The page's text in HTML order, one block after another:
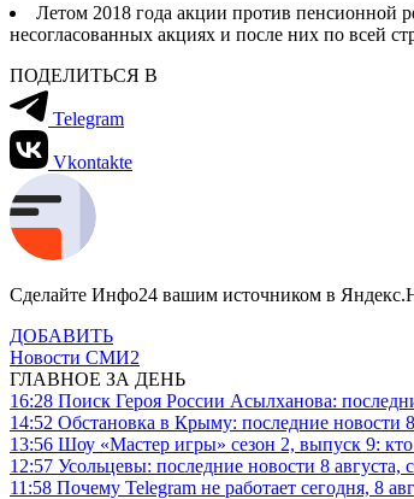
Летом 2018 года акции против пенсионной
несогласованных акциях и после них по всей
ПОДЕЛИТЬСЯ В
Telegram
Vkontakte
Сделайте Инфо24 вашим источником в
ДОБАВИТЬ
Новости СМИ2
ГЛАВНОЕ ЗА ДЕНЬ
16:28 Поиск Героя России Асылханова:
14:52 Обстановка в Крыму: последние новости
13:56 Шоу «Мастер игры» сезон 2, выпуск 9:
12:57 Усольцевы: последние новости 8
11:58 Почему Telegram не работает сегодня, 8